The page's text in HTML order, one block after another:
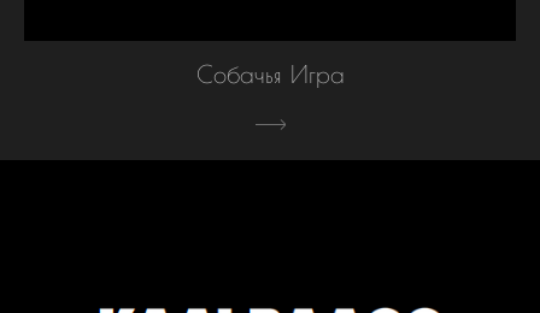
Собачья Игра